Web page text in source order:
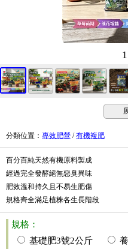
分類位置 ： 專效肥營 /有機複肥
百分百純天然有機原料製成
經過完全發酵絕無惡臭異味
肥效溫和持久且不易生肥傷
規格齊全滿足植株各生長階段
規格：
基礎肥3號2公斤